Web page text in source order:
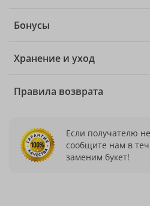
Бонусы
Хранение и уход
Правила возврата
Если получателю
сообщите нам в
заменим букет!